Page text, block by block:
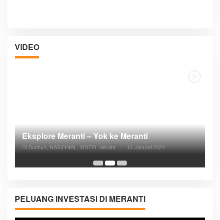
VIDEO
05:08
Posyandu Melayani Semua Siklus Hidup
Di ADVERTORIAL, Kesehatan, VIDEO | 27 Desember 2023
PELUANG INVESTASI DI MERANTI